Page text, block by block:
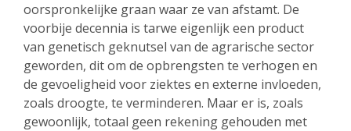
oorspronkelijke graan waar ze van afstamt. De
voorbije decennia is tarwe eigenlijk een product
van genetisch geknutsel van de agrarische sector
geworden, dit om de opbrengsten te verhogen en
de gevoeligheid voor ziektes en externe invloeden,
zoals droogte, te verminderen. Maar er is, zoals
gewoonlijk, totaal geen rekening gehouden met